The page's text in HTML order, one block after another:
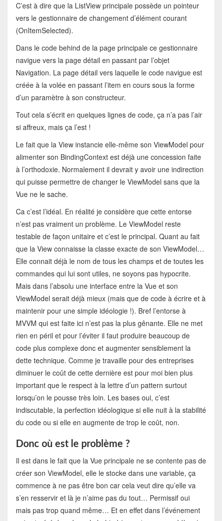
C’est à dire que la ListView principale possède un pointeur
vers le gestionnaire de changement d’élément courant
(OnItemSelected).
Dans le code behind de la page principale ce gestionnaire
navigue vers la page détail en passant par l’objet
Navigation. La page détail vers laquelle le code navigue est
créée à la volée en passant l’item en cours sous la forme
d’un paramètre à son constructeur.
Tout cela s’écrit en quelques lignes de code, ça n’a pas l’air
si affreux, mais ça l’est !
Le fait que la View instancie elle-même son ViewModel pour
alimenter son BindingContext est déjà une concession faite
à l’orthodoxie. Normalement il devrait y avoir une indirection
qui puisse permettre de changer le ViewModel sans que la
Vue ne le sache.
Ca c’est l’idéal. En réalité je considère que cette entorse
n’est pas vraiment un problème. Le ViewModel reste
testable de façon unitaire et c’est le principal. Quant au fait
que la View connaisse la classe exacte de son ViewModel…
Elle connait déjà le nom de tous les champs et de toutes les
commandes qui lui sont utiles, ne soyons pas hypocrite.
Mais dans l’absolu une interface entre la Vue et son
ViewModel serait déjà mieux (mais que de code à écrire et à
maintenir pour une simple idéologie !). Bref l’entorse à
MVVM qui est faite ici n’est pas la plus gênante. Elle ne met
rien en péril et pour l’éviter il faut produire beaucoup de
code plus complexe donc et augmenter sensiblement la
dette technique. Comme je travaille pour des entreprises
diminuer le coût de cette dernière est pour moi bien plus
important que le respect à la lettre d’un pattern surtout
lorsqu’on le pousse très loin. Les bases oui, c’est
indiscutable, la perfection idéologique si elle nuit à la stabilité
du code ou si elle en augmente de trop le coût, non.
Donc où est le problème ?
Il est dans le fait que la Vue principale ne se contente pas de
créer son ViewModel, elle le stocke dans une variable, ça
commence à ne pas être bon car cela veut dire qu’elle va
s’en resservir et là je n’aime pas du tout… Permissif oui
mais pas trop quand même… Et en effet dans l’événement